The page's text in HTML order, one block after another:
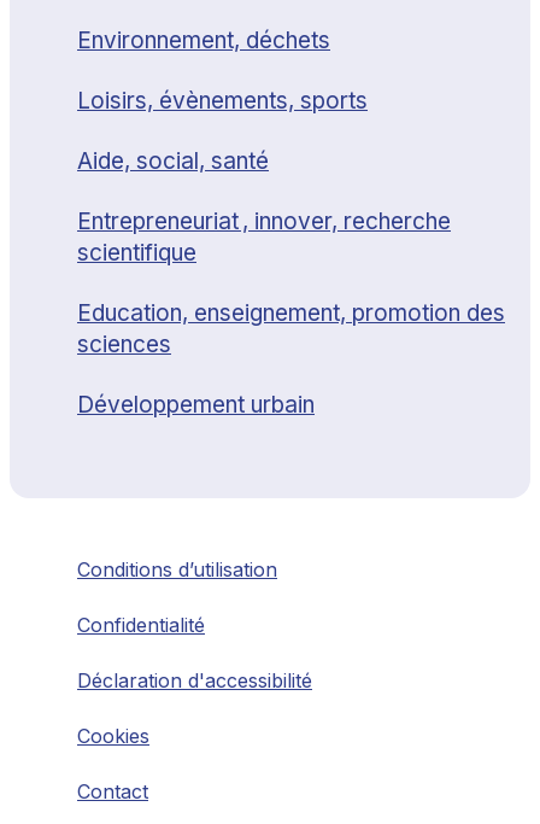
Environnement, déchets
Loisirs, évènements, sports
Aide, social, santé
Entrepreneuriat , innover, recherche
scientifique
Education, enseignement, promotion des
sciences
Développement urbain
Conditions d’utilisation
Confidentialité
Déclaration d'accessibilité
Cookies
Contact